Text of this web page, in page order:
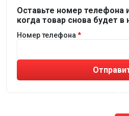
Оставьте номер
когда товар снова будет в
Номер телефона